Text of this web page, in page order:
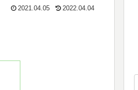
2021.04.05 2022.04.04